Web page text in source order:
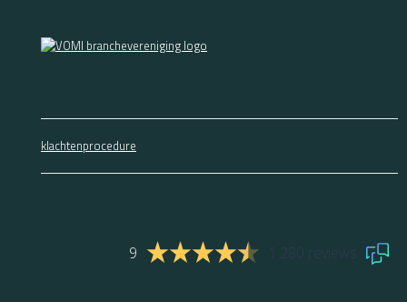
klachtenprocedure
9